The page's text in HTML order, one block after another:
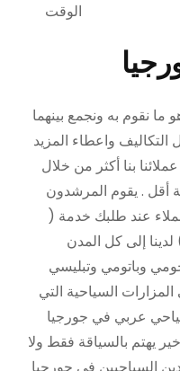
الوقت
نقوم به ونجمع بينهما
واعطاء المزيد
بنا أكثر من خلال
أقل . يقوم المرشدون
عند طلبك خدمة (
إلى كل المدن
وباتومي وتبليسي
السياحية التي
عربي في جورجيا
يهتم بالسياقة فقط ولا